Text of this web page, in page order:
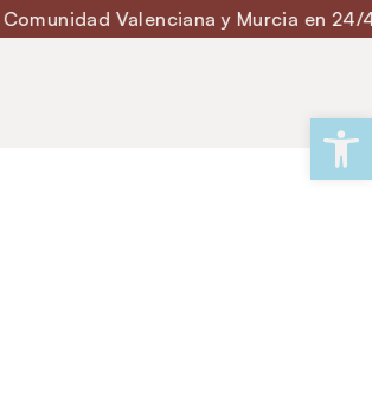
Valenciana y Murcia en 24/48 h.